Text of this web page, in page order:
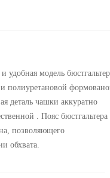
удобная модель
полиуретановой
деталь чашки аккуратно
. Пояс бюстгальтера
позволяющего
обхвата.